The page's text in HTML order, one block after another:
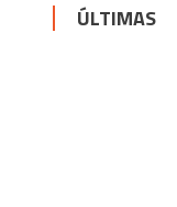
ÚLTIMAS